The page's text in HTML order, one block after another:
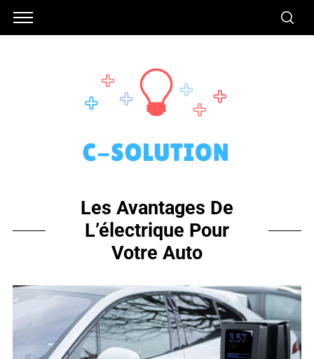
Les Avantages De
L’électrique Pour
Votre Auto